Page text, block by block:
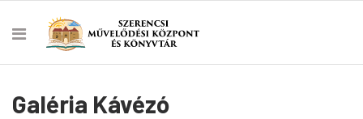
Galéria Kávézó